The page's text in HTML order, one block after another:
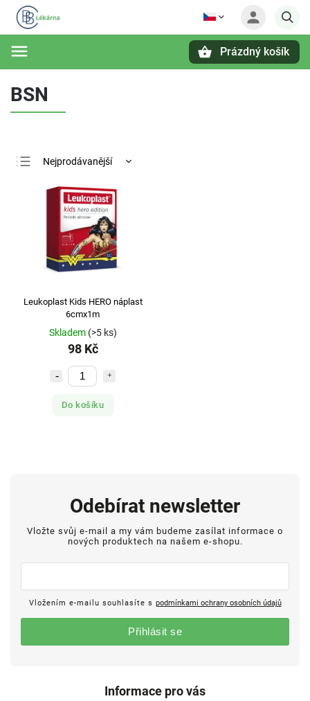
Prázdný košík
BSN
Nejprodávanější
Nejdražší
Abecedně
Leukoplast Kids HERO náplast
6cmx1m
Skladem (>5 ks)
98 Kč
Do košíku
Informace pro vás
Odebírat newsletter
Vložte svůj e-mail a my vám budeme zasílat informace o
nových produktech na našem e-shopu.
Vložením e-mailu souhlasíte s podmínkami ochrany osobních údajů
Přihlásit se